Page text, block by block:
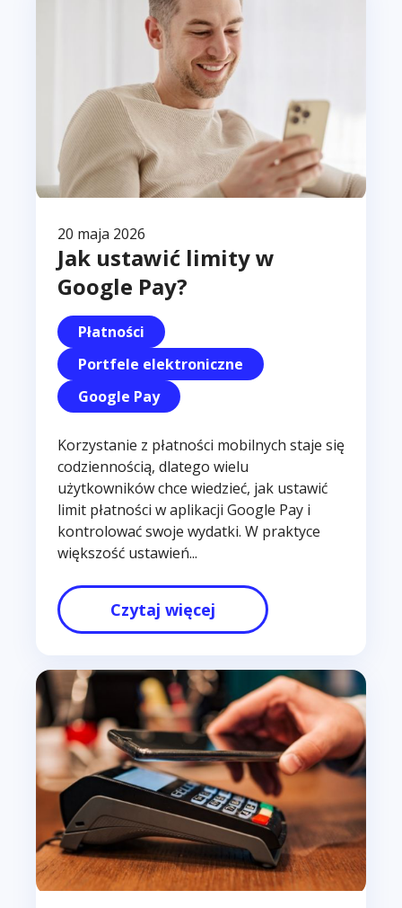
20 maja 2026
Jak ustawić limity w
Google Pay?
Płatności
Portfele elektroniczne
Google Pay
Korzystanie z płatności mobilnych staje się
codziennością, dlatego wielu
użytkowników chce wiedzieć, jak ustawić
limit płatności w aplikacji Google Pay i
kontrolować swoje wydatki. W praktyce
większość ustawień...
Czytaj więcej